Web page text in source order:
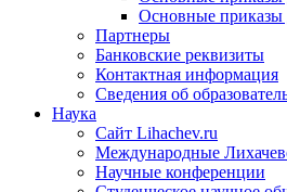
Основные приказы
Партнеры
Банковские реквизиты
Контактная информация
Сведения об
Наука
Сайт Lihachev.ru
Международные
Научные конференции